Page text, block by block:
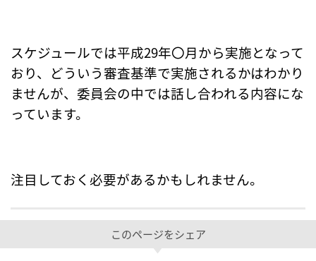
スケジュールでは平成29年〇月から実施となって
おり、どういう審査基準で実施されるかはわかり
ませんが、委員会の中では話し合われる内容にな
っています。
注目しておく必要があるかもしれません。
このページをシェア